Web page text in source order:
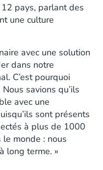
pays, parlant des
une culture
avec une solution
dans notre
C’est pourquoi
savions qu’ils
avec une
sont présents
à plus de 1000
le monde : nous
long terme. »